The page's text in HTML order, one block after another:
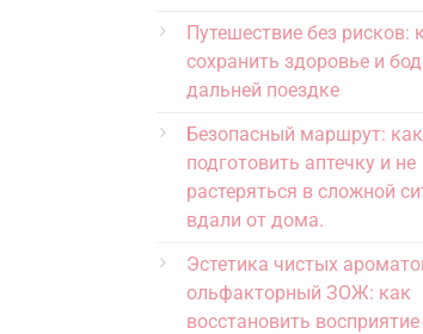
Путешествие без рисков:
сохранить здоровье и
дальней поездке
Безопасный маршрут: как
подготовить аптечку и не
растеряться в сложной
вдали от дома.
Эстетика чистых
ольфакторный ЗОЖ: как
восстановить